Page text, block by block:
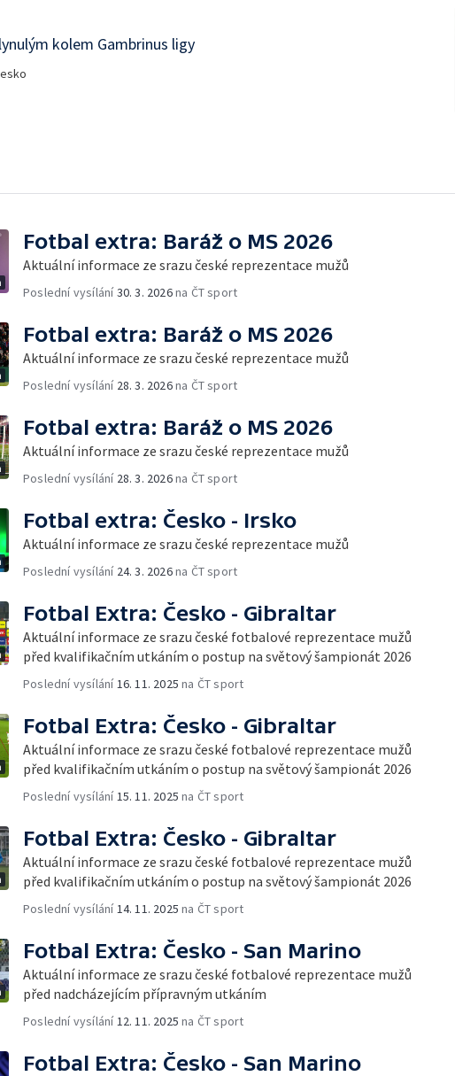
kolem Gambrinus ligy
Fotbal extra: Baráž o MS 2026
Aktuální informace ze srazu české reprezentace mužů
Poslední vysílání30. 3. 2026na ČT sport
Fotbal extra: Baráž o MS 2026
Aktuální informace ze srazu české reprezentace mužů
Poslední vysílání 28. 3. 2026na ČT sport
Fotbal extra: Baráž o MS 2026
Aktuální informace ze srazu české reprezentace mužů
Poslední vysílání 28. 3. 2026na ČT sport
Fotbal extra: Česko - Irsko
Aktuální informace ze srazu české reprezentace mužů
Poslední vysílání 24. 3. 2026na ČT sport
Fotbal Extra: Česko - Gibraltar
Aktuální informace ze srazu české fotbalové reprezentace mužů
před kvalifikačním utkáním o postup na světový šampionát 2026
Poslední vysílání 16. 11. 2025 na ČT sport
Fotbal Extra: Česko - Gibraltar
Aktuální informace ze srazu české fotbalové reprezentace mužů
před kvalifikačním utkáním o postup na světový šampionát 2026
Poslední vysílání 15. 11. 2025 na ČT sport
Fotbal Extra: Česko - Gibraltar
Aktuální informace ze srazu české fotbalové reprezentace mužů
před kvalifikačním utkáním o postup na světový šampionát 2026
Poslední vysílání 14. 11. 2025 na ČT sport
Fotbal Extra: Česko - San Marino
Aktuální informace ze srazu české fotbalové reprezentace mužů
před nadcházejícím přípravným utkáním
Poslední vysílání 12. 11. 2025 na ČT sport
Fotbal Extra: Česko - San Marino